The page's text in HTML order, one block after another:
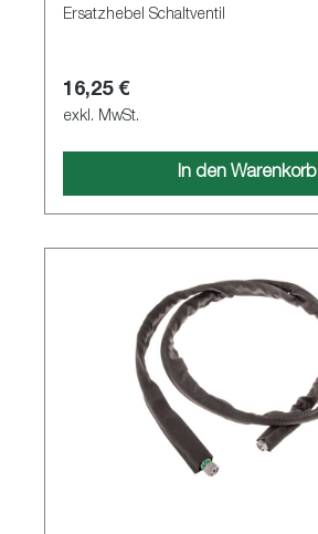
Ersatzhebel Schaltventil
16,25 €
exkl. MwSt.
In den Warenkorb